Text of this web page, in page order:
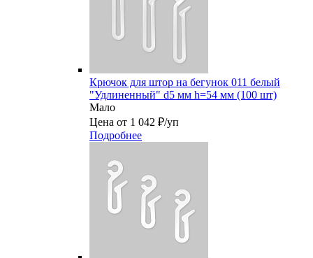
Крючок для штор на бегунок 011 белый
"Удлиненный" d5 мм h=54 мм (100 шт)
Мало
Цена от 1 042 ₽/уп
Подробнее